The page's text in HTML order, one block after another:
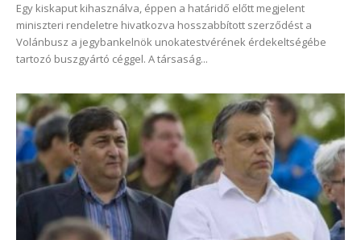
Egy kiskaput kihasználva, éppen a határidő előtt megjelent
miniszteri rendeletre hivatkozva hosszabbított szerződést a
Volánbusz a jegybankelnök unokatestvérének érdekeltségébe
tartozó buszgyártó céggel. A társaság...